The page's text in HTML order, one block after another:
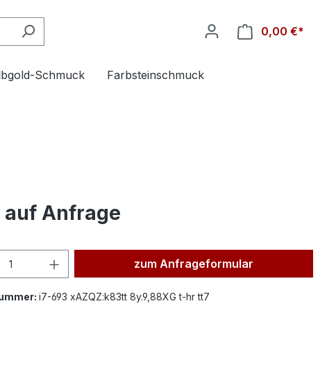
0,00 €*
Schmuck Farbsteinschmuck
auf Anfrage
Produkt Anzahl: Gib den
zum Anfrageformular
i7-693 xAZQZ:k83tt 8y.9,88XG t-hr tt7